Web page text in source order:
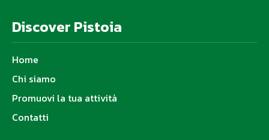
Discover Pistoia
Home
Chi siamo
Promuovi la tua attività
Contatti